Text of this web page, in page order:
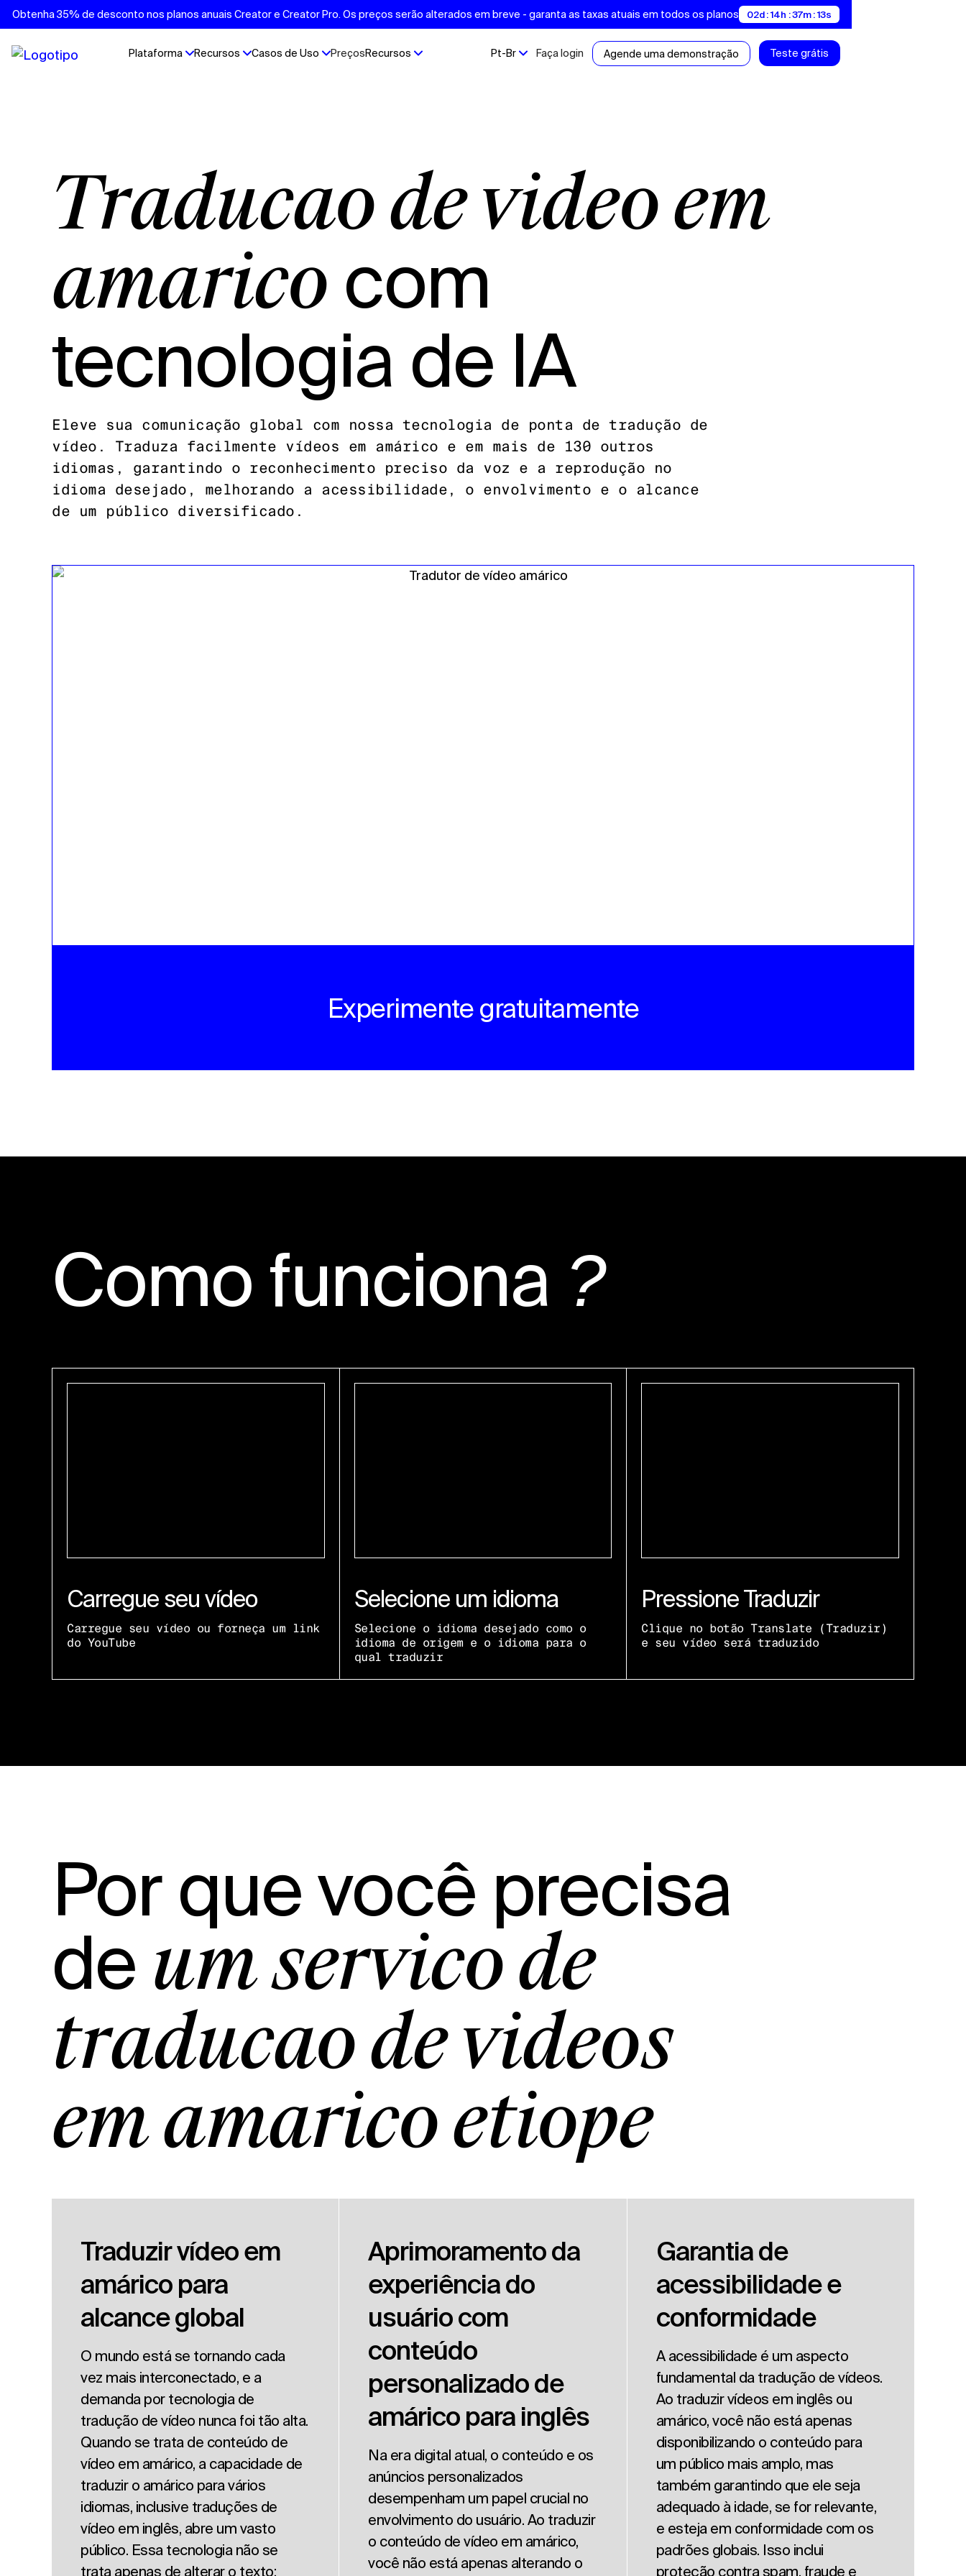
Obtenha 35% de desconto nos planos anuais Creator e Creator Pro. Os preços serão alterados em breve - garanta as taxas atuais em todos os planos 02d : 14h : 37m : 12s
Plataforma Recursos Casos de Uso PreçosRecursos Pt-Br Faça login Agende uma demonstração Teste grátis
Tradução de vídeo em
amárico com
tecnologia de IA
Eleve sua comunicação global com nossa tecnologia de ponta de tradução de
vídeo. Traduza facilmente vídeos em amárico e em mais de 130 outros
idiomas, garantindo o reconhecimento preciso da voz e a reprodução no
idioma desejado, melhorando a acessibilidade, o envolvimento e o alcance
de um público diversificado.
Experimente gratuitamente
Como funciona ?
Carregue seu vídeo
Carregue seu vídeo ou forneça um link
do YouTube
Selecione um idioma
Selecione o idioma desejado como o
idioma de origem e o idioma para o
qual traduzir
Pressione Traduzir
Clique no botão Translate (Traduzir)
e seu vídeo será traduzido
Por que você precisa
de um serviço de
tradução de vídeos
em amárico etíope
Traduzir vídeo em
amárico para
alcance global
O mundo está se tornando cada
vez mais interconectado, e a
demanda por tecnologia de
tradução de vídeo nunca foi tão alta.
Quando se trata de conteúdo de
vídeo em amárico, a capacidade de
traduzir o amárico para vários
idiomas, inclusive traduções de
vídeo em inglês, abre um vasto
público. Essa tecnologia não se
trata apenas de alterar o texto;
Aprimoramento da
experiência do
usuário com
conteúdo
personalizado de
amárico para inglês
Na era digital atual, o conteúdo e os
anúncios personalizados
desempenham um papel crucial no
envolvimento do usuário. Ao traduzir
o conteúdo de vídeo em amárico,
você não está apenas alterando o
Garantia de
acessibilidade e
conformidade
A acessibilidade é um aspecto
fundamental da tradução de vídeos.
Ao traduzir vídeos em inglês ou
amárico, você não está apenas
disponibilizando o conteúdo para
um público mais amplo, mas
também garantindo que ele seja
adequado à idade, se for relevante,
e esteja em conformidade com os
padrões globais. Isso inclui
proteção contra spam, fraude e